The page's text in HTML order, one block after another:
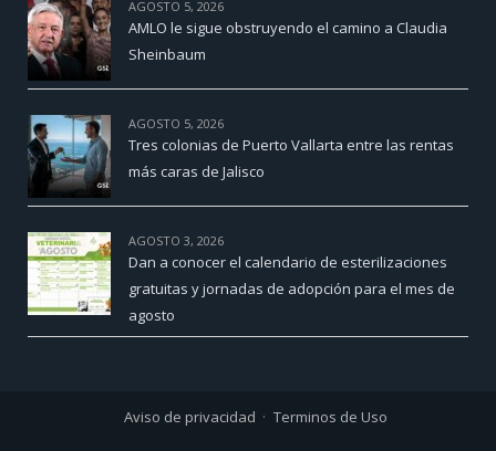
AGOSTO 5, 2026
AMLO le sigue obstruyendo el camino a Claudia
Sheinbaum
AGOSTO 5, 2026
Tres colonias de Puerto Vallarta entre las rentas
más caras de Jalisco
AGOSTO 3, 2026
Dan a conocer el calendario de esterilizaciones
gratuitas y jornadas de adopción para el mes de
agosto
Aviso de privacidad Terminos de Uso